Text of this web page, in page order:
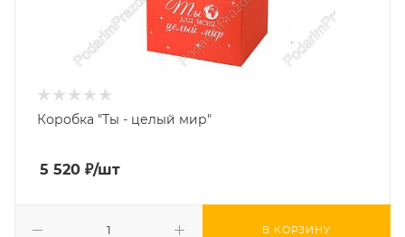
Коробка "Ты - целый мир"
5 520 ₽/шт
В КОРЗИНУ